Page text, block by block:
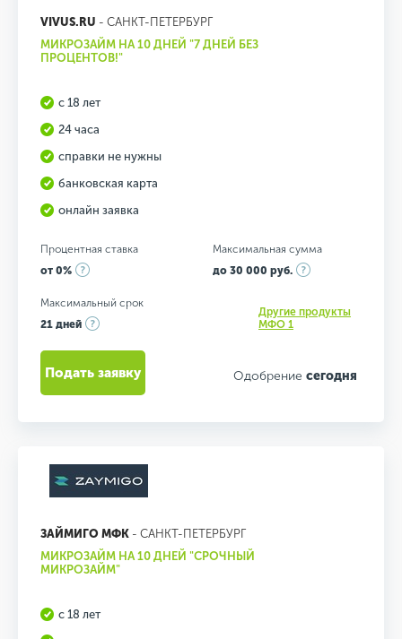
VIVUS.RU - САНКТ-ПЕТЕРБУРГ
МИКРОЗАЙМ НА 10 ДНЕЙ "7 ДНЕЙ БЕЗ
ПРОЦЕНТОВ!"
с 18 лет
24 часа
справки не нужны
банковская карта
онлайн заявка
Процентная ставка
от 0%
Максимальная сумма
до 30 000 руб.
Максимальный срок
21 дней
Другие продукты
МФО 1
Одобрение сегодня
Подать заявку
ЗАЙМИГО МФК - САНКТ-ПЕТЕРБУРГ
МИКРОЗАЙМ НА 10 ДНЕЙ "СРОЧНЫЙ
МИКРОЗАЙМ"
с 18 лет